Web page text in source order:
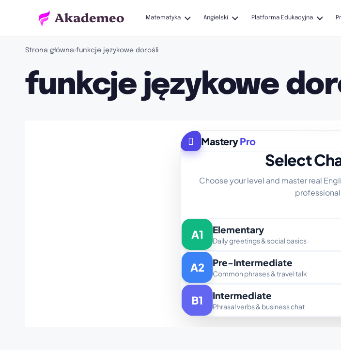
Matematyka Angielski Platforma Edukacyjna
Strona główna›funkcje językowe dorośli
funkcje językowe
MasteryPro
Select
Choose your level and master real
A1 Elementary
Daily greetings & social basics
A2 Pre-Intermediate
Common phrases & travel talk
B1 Intermediate
Phrasal verbs & business chat
Perfect!